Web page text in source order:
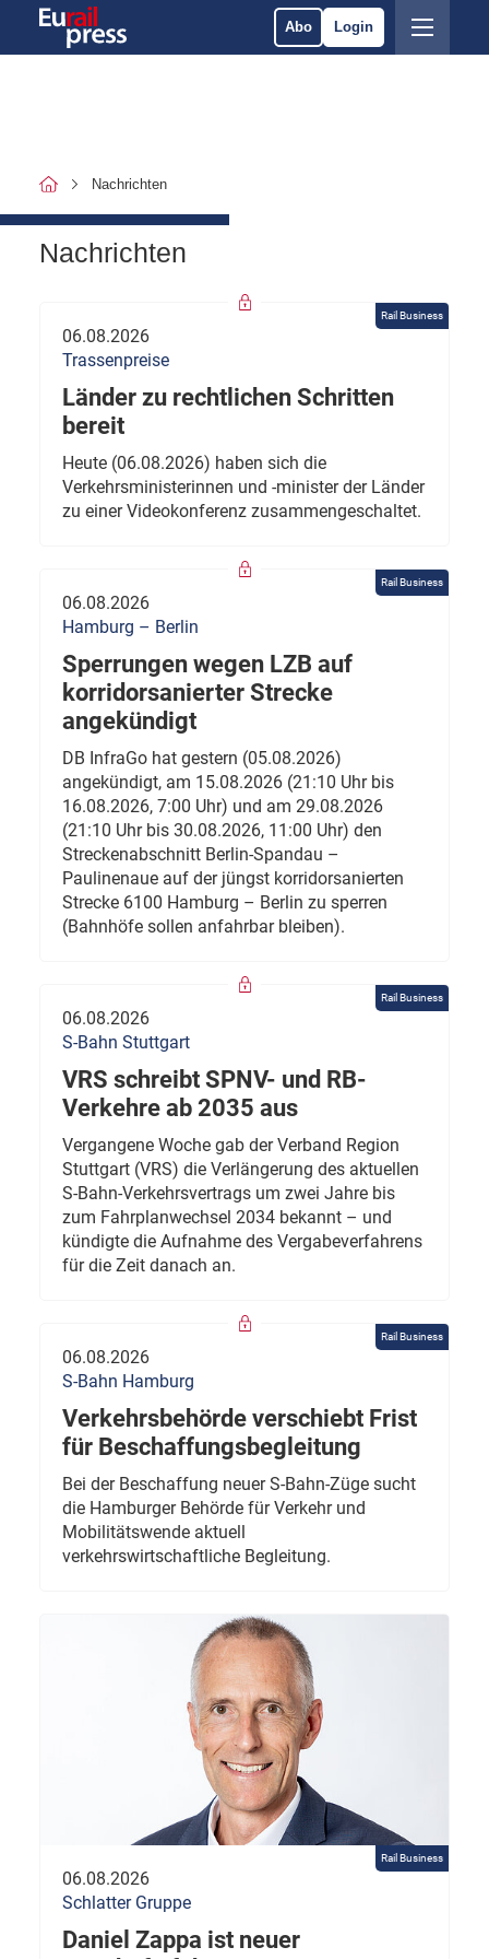
Abo Login
Nachrichten
Nachrichten
Rail Business
06.08.2026
Trassenpreise
Länder zu rechtlichen Schritten
bereit
Heute (06.08.2026) haben sich die
Verkehrsministerinnen und -minister der Länder
zu einer Videokonferenz zusammengeschaltet.
Rail Business
06.08.2026
Hamburg – Berlin
Sperrungen wegen LZB auf
korridorsanierter Strecke
angekündigt
DB InfraGo hat gestern (05.08.2026)
angekündigt, am 15.08.2026 (21:10 Uhr bis
16.08.2026, 7:00 Uhr) und am 29.08.2026
(21:10 Uhr bis 30.08.2026, 11:00 Uhr) den
Streckenabschnitt Berlin-Spandau –
Paulinenaue auf der jüngst korridorsanierten
Strecke 6100 Hamburg – Berlin zu sperren
(Bahnhöfe sollen anfahrbar bleiben).
Rail Business
06.08.2026
S-Bahn Stuttgart
VRS schreibt SPNV- und RB-
Verkehre ab 2035 aus
Vergangene Woche gab der Verband Region
Stuttgart (VRS) die Verlängerung des aktuellen
S-Bahn-Verkehrsvertrags um zwei Jahre bis
zum Fahrplanwechsel 2034 bekannt – und
kündigte die Aufnahme des Vergabeverfahrens
für die Zeit danach an.
Rail Business
06.08.2026
S-Bahn Hamburg
Verkehrsbehörde verschiebt Frist
für Beschaffungsbegleitung
Bei der Beschaffung neuer S-Bahn-Züge sucht
die Hamburger Behörde für Verkehr und
Mobilitätswende aktuell
verkehrswirtschaftliche Begleitung.
Rail Business
06.08.2026
Schlatter Gruppe
Daniel Zappa ist neuer